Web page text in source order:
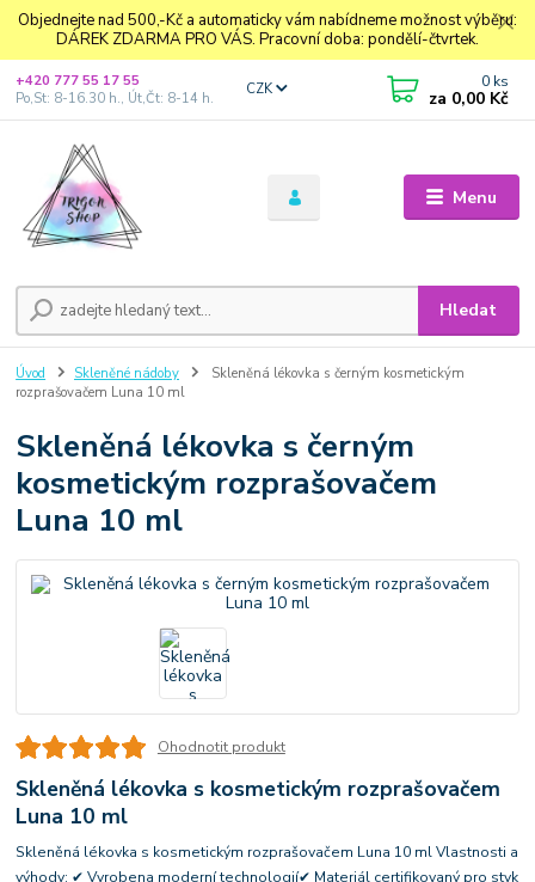
Objednejte nad 500,-Kč a automaticky vám nabídneme možnost výběru:
DÁREK ZDARMA PRO VÁS. Pracovní doba: pondělí-čtvrtek.
Menu
CZK
Hledat
+420 777 55 17 55
Po,St: 8-16.30 h., Út,Čt: 8-14 h.
0 ks
za 0,00 Kč
Úvod Skleněné nádoby
Skleněná lékovka s černým kosmetickým
rozprašovačem Luna 10 ml
Skleněná lékovka s černým
kosmetickým rozprašovačem
Luna 10 ml
Ohodnotit produkt
Skleněná lékovka s kosmetickým rozprašovačem
Luna 10 ml
Skleněná lékovka s kosmetickým rozprašovačem Luna 10 ml Vlastnosti a
výhody: ✔ Vyrobena moderní technologií✔ Materiál certifikovaný pro styk